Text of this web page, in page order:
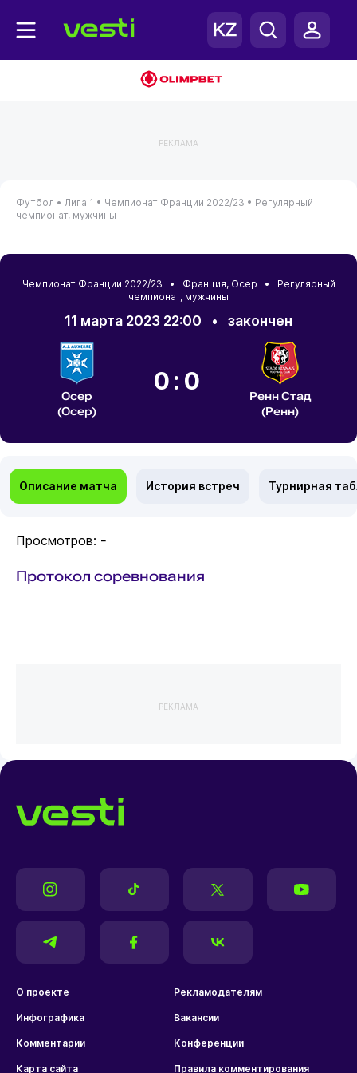
РЕКЛАМА
Футбол • Лига 1 • Чемпионат Франции 2022/23 • Регулярный
чемпионат, мужчины
Чемпионат Франции 2022/23 • Франция, Осер • Регулярный
чемпионат, мужчины
11 марта 2023 22:00 • закончен
Осер
(Осер)
0:0
Ренн Стад
(Ренн)
Описание матча История встреч Турнирная
Просмотров: -
Протокол соревнования
РЕКЛАМА
О проекте Рекламодателям
Инфографика Вакансии
Комментарии Конференции
Карта сайта Правила комментирования